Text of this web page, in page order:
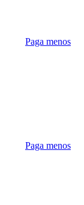
Paga menos
Paga menos